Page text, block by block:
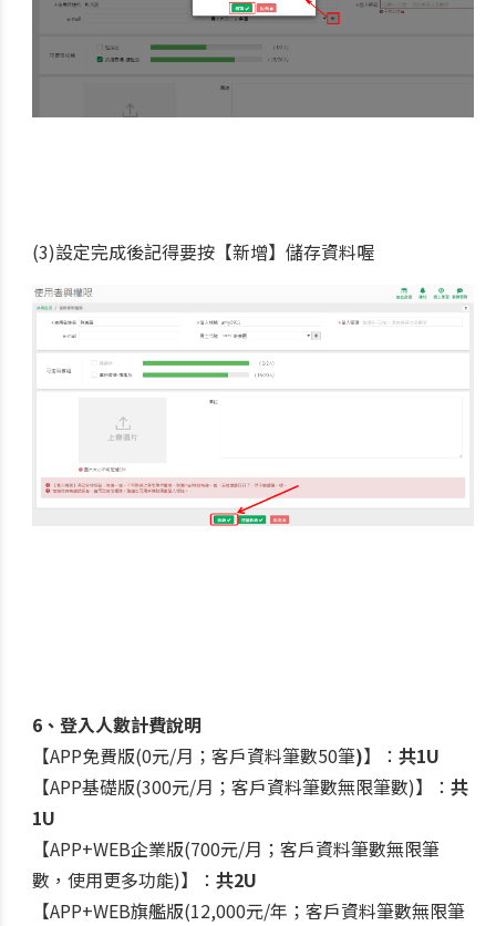
(3)設定完成後記得要按【新增】儲存資料喔
6、登入人數計費說明
【APP免費版(0元/月；客戶資料筆數50筆)】： 共1U
【APP基礎版(300元/月；客戶資料筆數無限筆數)】： 共
1U
【APP+WEB企業版(700元/月；客戶資料筆數無限筆
數，使用更多功能)】： 共2U
【APP+WEB旗艦版(12,000元/年；客戶資料筆數無限筆